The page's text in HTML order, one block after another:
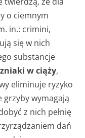
o ciemnym
in.: crimini,
się w nich
substancje
w ciąży,
eliminuje ryzyko
grzyby wymagają
z nich pełnię
dań